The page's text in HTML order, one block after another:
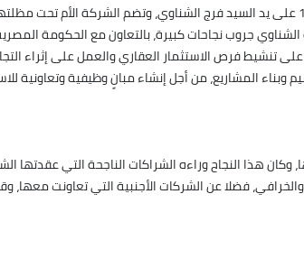
جروب نجاحات كبيرة، بالتعاون مع الحكومة
المشاريع، من أجل إنشاء مبانٍ وظيفية وتعاونية
هذا النجاح وراءه الشراكات الناجحة التي
فضلا عن الشركات الأجنبية التي تعاونت